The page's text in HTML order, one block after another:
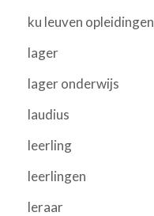
ku leuven opleidingen
lager
lager onderwijs
laudius
leerling
leerlingen
leraar